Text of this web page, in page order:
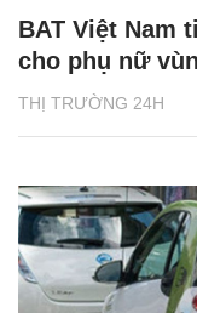
THỊ TRƯỜNG 24H
BAT Việt Nam
cho phụ nữ